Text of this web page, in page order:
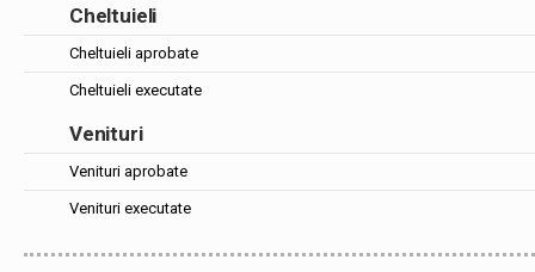
Cheltuieli
Cheltuieli aprobate
Cheltuieli executate
Venituri
Venituri aprobate
Venituri executate